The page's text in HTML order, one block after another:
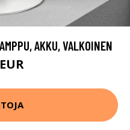
AKKU, VALKOINEN